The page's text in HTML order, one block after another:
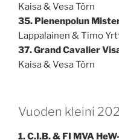
Kaisa & Vesa Törn
35. Pienenpolun
Lappalainen & Timo
37. Grand Cavalier
Kaisa & Vesa Törn
Vuoden kleini
1. C.I.B. & FI MVA